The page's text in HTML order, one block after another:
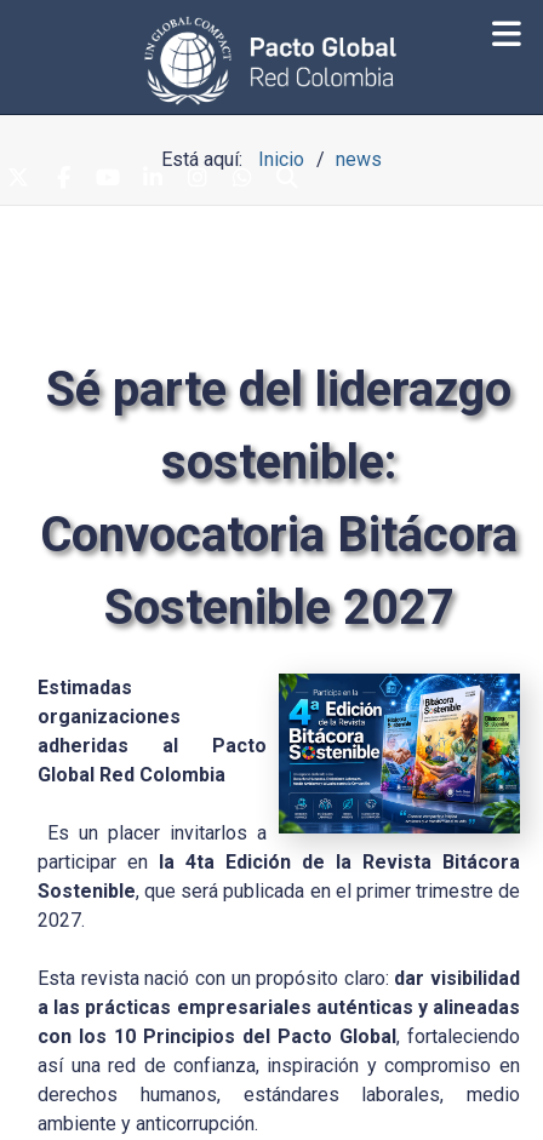
Está aquí: Inicio news
Sé parte del liderazgo
sostenible:
Convocatoria Bitácora
Sostenible 2027
Estimadas
organizaciones
adheridas al Pacto
Global Red Colombia
Es un placer invitarlos a
participar en la4ta Edición de la Revista Bitácora
Sostenible, que será publicada en el primer trimestre de
2027.
Esta revista nació con un propósito claro: dar visibilidad
a las prácticas empresariales auténticas y alineadas
con los 10 Principios del Pacto Global, fortaleciendo
así una red de confianza, inspiración y compromiso en
derechos humanos, estándares laborales, medio
ambiente y anticorrupción.